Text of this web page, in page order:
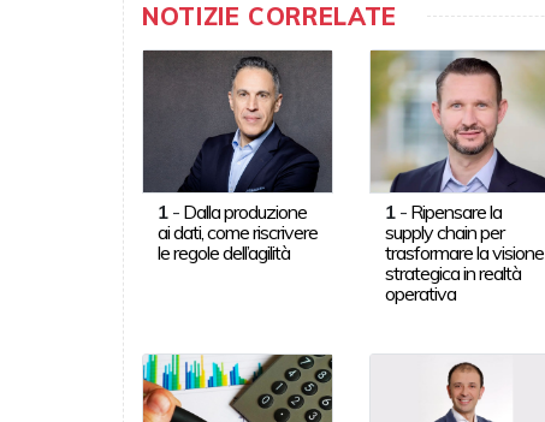
NOTIZIE CORRELATE
1- Dalla produzione
ai dati, come riscrivere
le regole dell’agilità
1 - Ripensare la
supply chain per
trasformare la visione
strategica in realtà
operativa